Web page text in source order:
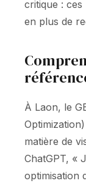
critique :
en plus de
À Laon, le
matière de
ChatGPT, «
optimisation